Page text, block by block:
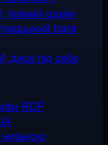
повний адмін
bare
диск під себе
RDP
низькою